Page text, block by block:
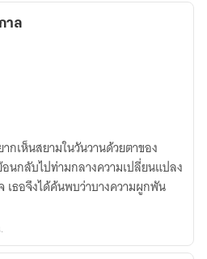
าล
กเห็นสยามในวันวานด้วยตาของ
อนกลับไปท่ามกลางความเปลี่ยนแปลง